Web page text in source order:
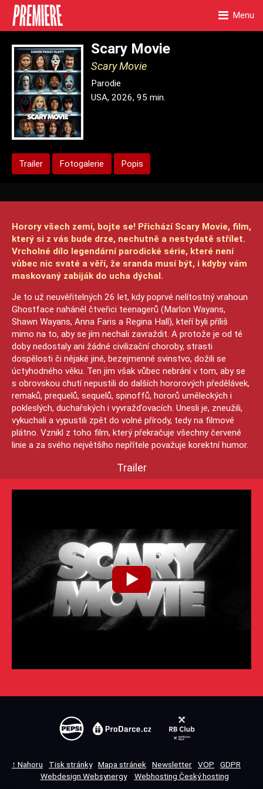
Menu
Scary Movie
Scary Movie
Parodie
USA, 2026, 95 min.
Trailer Fotogalerie Popis
Horory všech zemí, bojte se! Přichází Scary Movie, film,
který si z vás bude drze, nechutně a nestydatě střílet.
Vrcholné dílo legendární parodické série, které není
vůbec nic svaté a věří, že sranda musí být, i kdyby vám
maskovaný zabiják do ucha dýchal.
Je to už neuvěřitelných 26 let, kdy poprvé nelítostný vrahoun
Ghostface naháněl čtveřici teenagerů (Marlon Wayans,
Shawn Wayans, Anna Faris a Regina Hall), kteří byli příliš
mimo na to, aby se jím nechali zavraždit. A protože je od té
doby nedostaly ani žádné civilizační choroby, strasti
dospělosti či nějaké jiné, bezejmenné svinstvo, dožili se
úctyhodného věku. Ten jim však vůbec nebrání v tom, aby se
s obrovskou chutí nepustili do dalších hororových předělávek,
remaků, prequelů, sequelů, spinoffů, hororů uměleckých i
pokleslých, duchařských i vyvražďovacích. Unesli je, zneužili,
vykuchali a vypustili zpět do volné přírody, tedy na filmové
plátno. Vznikl z toho film, který překračuje všechny červené
linie a za svého největšího nepřítele považuje korektní humor.
Trailer
↑ Nahoru Tisk stránky Mapa stránek Newsletter VOP
GDPR
Webdesign Websynergy
Webhosting Český hosting